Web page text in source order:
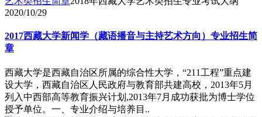
2020/10/29
2017西藏大学新闻学（藏语播音与主持艺术方向）专业招生简
章
西藏大学是西藏自治区所属的综合性大学，“211工程”重点建
设大学，西藏自治区人民政府与教育部共建高校，2013年5月
列入中西部高等教育振兴计划,2013年7月成功获批为博士学位
授予单位。一、专业介绍与培养目..